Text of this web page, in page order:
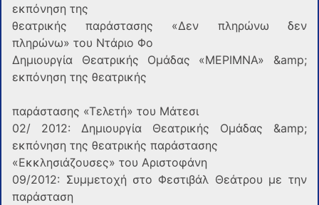
εκπόνηση της
θεατρικής παράστασης «Δεν πληρώνω δεν
πληρώνω» του Ντάριο Φο
Δημιουργία Θεατρικής Ομάδας «ΜΕΡΙΜΝΑ» &amp;
εκπόνηση της θεατρικής
παράστασης «Τελετή» του Μάτεσι
02/ 2012: Δημιουργία Θεατρικής Ομάδας &amp;
εκπόνηση της θεατρικής παράστασης
«Εκκλησιάζουσες» του Αριστοφάνη
09/2012: Συμμετοχή στο Φεστιβάλ Θεάτρου με την
παράσταση